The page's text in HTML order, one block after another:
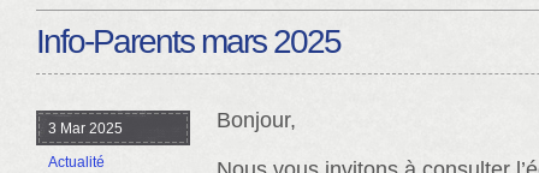
Info-Parents mars 2025
3 Mar 2025
Actualité
Bonjour,